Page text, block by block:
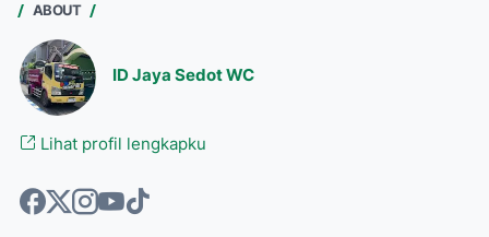
ABOUT
ID Jaya Sedot WC
Lihat profil lengkapku